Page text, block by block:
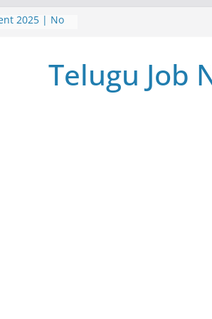
2025 | No
Survey
ఫ్రమ్ ఉద్యోగాలుTelugu Job